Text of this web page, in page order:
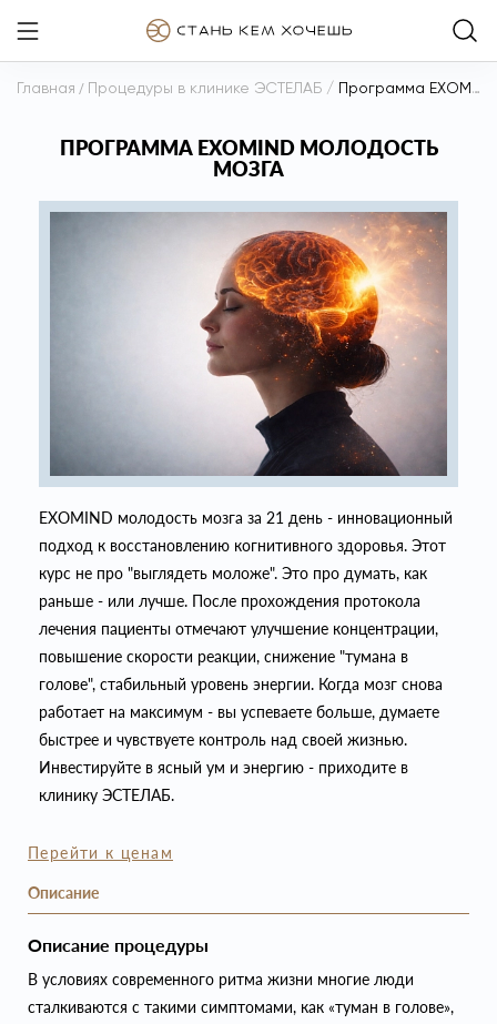
Главная / Процедуры в клинике ЭСТЕЛАБ / Программа EXOMIND молодость мозга
ПРОГРАММА EXOMIND МОЛОДОСТЬ
МОЗГА
EXOMIND молодость мозга за 21 день - инновационный
подход к восстановлению когнитивного здоровья. Этот
курс не про "выглядеть моложе". Это про думать, как
раньше - или лучше. После прохождения протокола
лечения пациенты отмечают улучшение концентрации,
повышение скорости реакции, снижение "тумана в
голове", стабильный уровень энергии. Когда мозг снова
работает на максимум - вы успеваете больше, думаете
быстрее и чувствуете контроль над своей жизнью.
Инвестируйте в ясный ум и энергию - приходите в
клинику ЭСТЕЛАБ.
Перейти к ценам
Описание
Описание процедуры
В условиях современного ритма жизни многие люди
сталкиваются с такими симптомами, как «туман в голове»,